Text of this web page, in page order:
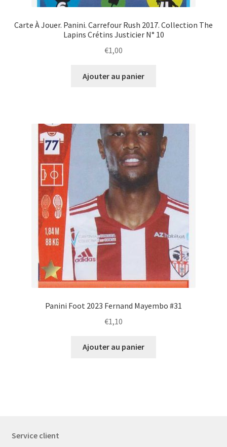
Carte À Jouer. Panini. Carrefour Rush 2017. Collection The
Lapins Crétins Justicier N° 10
€1,00
Ajouter au panier
Panini Foot 2023 Fernand Mayembo #31
€1,10
Ajouter au panier
Service client